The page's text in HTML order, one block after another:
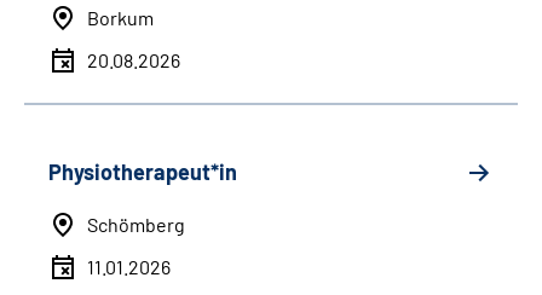
Borkum
20.08.2026
Physiotherapeut*in
Schömberg
11.01.2026